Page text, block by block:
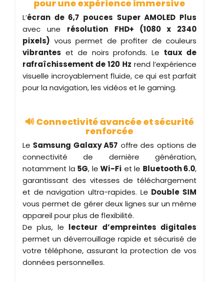
pour une expérience immersive
L’écran de 6,7 pouces Super AMOLED Plus
avec une résolution FHD+ (1080 x 2340
pixels) vous permet de profiter de couleurs
vibrantes et de noirs profonds. Le taux de
rafraîchissement de 120 Hz rend l’expérience
visuelle incroyablement fluide, ce qui est parfait
pour la navigation, les vidéos et le gaming.
🔊 Connectivité avancée et sécurité
renforcée
Le Samsung Galaxy A57 offre des options de
connectivité de dernière génération,
notamment la 5G, le Wi-Fi et le Bluetooth 6.0,
garantissant des vitesses de téléchargement
et de navigation ultra-rapides. Le Double SIM
vous permet de gérer deux lignes sur un même
appareil pour plus de flexibilité.
De plus, le lecteur d’empreintes digitales
permet un déverrouillage rapide et sécurisé de
votre téléphone, assurant la protection de vos
données personnelles.